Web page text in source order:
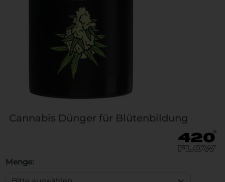
Cannabis Dünger für Blütenbildung
Menge: